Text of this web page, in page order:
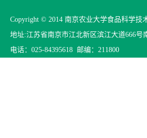
Copyright © 2014 南京农业大学食品科学技
地址:江苏省南京市江北新区滨江大道666
电话：025-84395618 邮编：211800